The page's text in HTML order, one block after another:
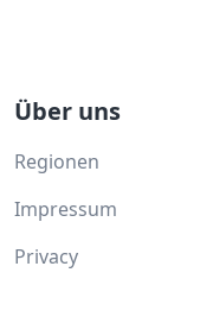
Über uns
Regionen
Impressum
Privacy